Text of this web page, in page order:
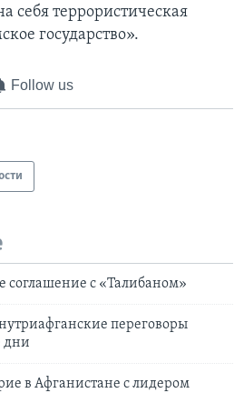
себя террористическая
государство».
Follow us
с «Талибаном»
переговоры
дни
в Афганистане с лидером